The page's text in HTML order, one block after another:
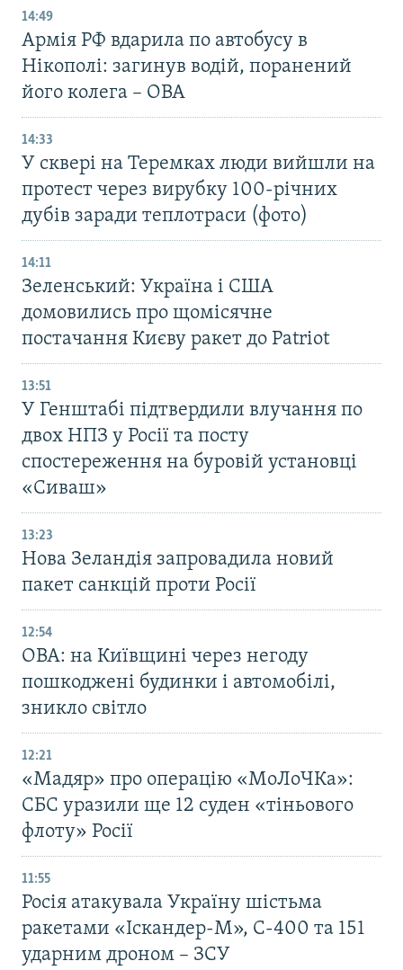
14:49
Армія РФ вдарила по автобусу в
Нікополі: загинув водій, поранений
його колега – ОВА
14:33
У сквері на Теремках люди вийшли на
протест через вирубку 100-річних
дубів заради теплотраси (фото)
14:11
Зеленський: Україна і США
домовились про щомісячне
постачання Києву ракет до Patriot
13:51
У Генштабі підтвердили влучання по
двох НПЗ у Росії та посту
спостереження на буровій установці
«Сиваш»
13:23
Нова Зеландія запровадила новий
пакет санкцій проти Росії
12:54
ОВА: на Київщині через негоду
пошкоджені будинки і автомобілі,
зникло світло
12:21
«Мадяр» про операцію «МоЛоЧКа»:
СБС уразили ще 12 суден «тіньового
флоту» Росії
11:55
Росія атакувала Україну шістьма
ракетами «Іскандер-М», С-400 та 151
ударним дроном – ЗСУ